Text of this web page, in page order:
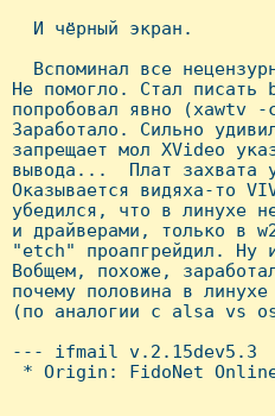
   И чёрный экран.
Вспоминал все
Hе помогло. Стал
попробовал явно (xawtv
Заработало. Сильно
запрещает мол XVideo
вывода...  Плат захвата
Оказывается видяха-то
убедился, что в линухе
и драйверами, только в
"etch" проапгрейдил. Hу
Вобщем, похоже,
почему половина в
(по аналогии с alsa vs
--- ifmail v.2.15dev5.3
* Origin: FidoNet